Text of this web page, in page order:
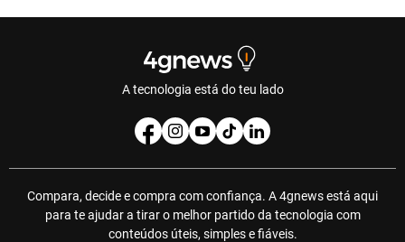
A tecnologia está do teu lado
Compara, decide e compra com confiança. A 4gnews está aqui
para te ajudar a tirar o melhor partido da tecnologia com
conteúdos úteis, simples e fiáveis.